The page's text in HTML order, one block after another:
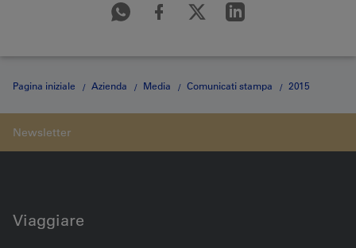
Pagina iniziale Azienda Media Comunicati stampa 2015
Viaggiare